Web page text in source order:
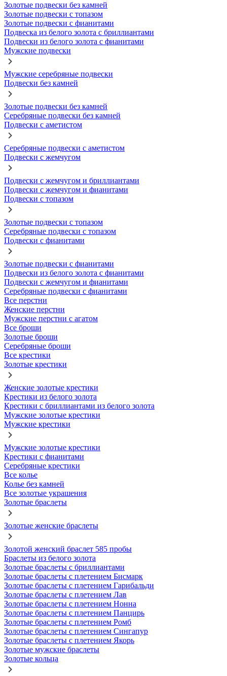
Золотые подвески без камней
Золотые подвески с топазом
Золотые подвески с фианитами
Подвеска из белого золота с бриллиантами
Подвески из белого золота с фианитами
Мужские подвески
Мужские серебряные подвески
Подвески без камней
Золотые подвески без камней
Серебряные подвески без камней
Подвески с аметистом
Серебряные подвески с аметистом
Подвески с жемчугом
Подвески с жемчугом и бриллиантами
Подвески с жемчугом и фианитами
Подвески с топазом
Золотые подвески с топазом
Серебряные подвески с топазом
Подвески с фианитами
Золотые подвески с фианитами
Подвески из белого золота с фианитами
Подвески с жемчугом и фианитами
Серебряные подвески с фианитами
Все перстни
Женские перстни
Мужские перстни с агатом
Все броши
Золотые броши
Серебряные броши
Все крестики
Золотые крестики
Женские золотые крестики
Крестики из белого золота
Крестики с бриллиантами из белого золота
Мужские золотые крестики
Мужские крестики
Мужские золотые крестики
Крестики с фианитами
Серебряные крестики
Все колье
Колье без камней
Все золотые украшения
Золотые браслеты
Золотые женские браслеты
Золотой женский браслет 585 пробы
Браслеты из белого золота
Золотые браслеты с бриллиантами
Золотые браслеты с плетением Бисмарк
Золотые браслеты с плетением Гарибальди
Золотые браслеты с плетением Лав
Золотые браслеты с плетением Нонна
Золотые браслеты с плетением Панцирь
Золотые браслеты с плетением Ромб
Золотые браслеты с плетением Сингапур
Золотые браслеты с плетением Якорь
Золотые мужские браслеты
Золотые кольца